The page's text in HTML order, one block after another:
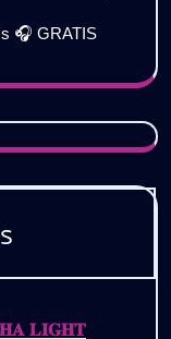
🎧 GRATIS
𝐋𝐈𝐆𝐇𝐓